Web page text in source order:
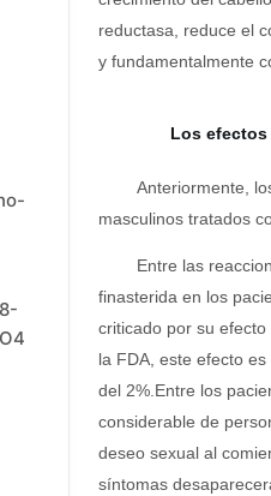
reductasa, reduce el
y fundamentalmente
Los
Anteriormente,
masculinos tratados
Entre las
finasterida en los
criticado por su
la FDA, este efecto
del 2%.Entre los
considerable de
deseo sexual al
síntomas